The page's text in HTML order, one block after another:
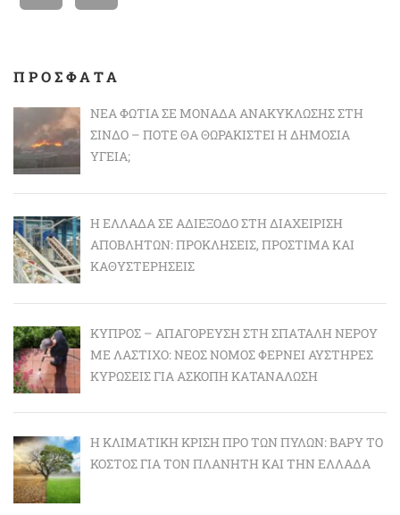
ΠΡΟΣΦΑΤΑ
ΝΈΑ ΦΩΤΙΆ ΣΕ ΜΟΝΆΔΑ ΑΝΑΚΎΚΛΩΣΗΣ ΣΤΗ
ΣΊΝΔΟ – ΠΌΤΕ ΘΑ ΘΩΡΑΚΙΣΤΕΊ Η ΔΗΜΌΣΙΑ
ΥΓΕΊΑ;
Η ΕΛΛΆΔΑ ΣΕ ΑΔΙΈΞΟΔΟ ΣΤΗ ΔΙΑΧΕΊΡΙΣΗ
ΑΠΟΒΛΉΤΩΝ: ΠΡΟΚΛΉΣΕΙΣ, ΠΡΌΣΤΙΜΑ ΚΑΙ
ΚΑΘΥΣΤΕΡΉΣΕΙΣ
ΚΎΠΡΟΣ – ΑΠΑΓΌΡΕΥΣΗ ΣΤΗ ΣΠΑΤΆΛΗ ΝΕΡΟΎ
ΜΕ ΛΆΣΤΙΧΟ: ΝΈΟΣ ΝΌΜΟΣ ΦΈΡΝΕΙ ΑΥΣΤΗΡΈΣ
ΚΥΡΏΣΕΙΣ ΓΙΑ ΆΣΚΟΠΗ ΚΑΤΑΝΆΛΩΣΗ
Η ΚΛΙΜΑΤΙΚΉ ΚΡΊΣΗ ΠΡΟ ΤΩΝ ΠΥΛΏΝ: BΑΡΎ ΤΟ
ΚΌΣΤΟΣ ΓΙΑ ΤΟΝ ΠΛΑΝΉΤΗ ΚΑΙ ΤΗΝ ΕΛΛΆΔΑ